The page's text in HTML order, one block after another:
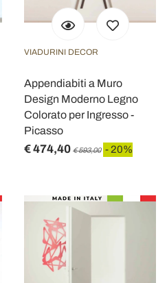
VIADURINI DECOR
Appendiabiti a Muro
Design Moderno Legno
Colorato per Ingresso -
Picasso
€ 474,40 € 593,00 - 20%